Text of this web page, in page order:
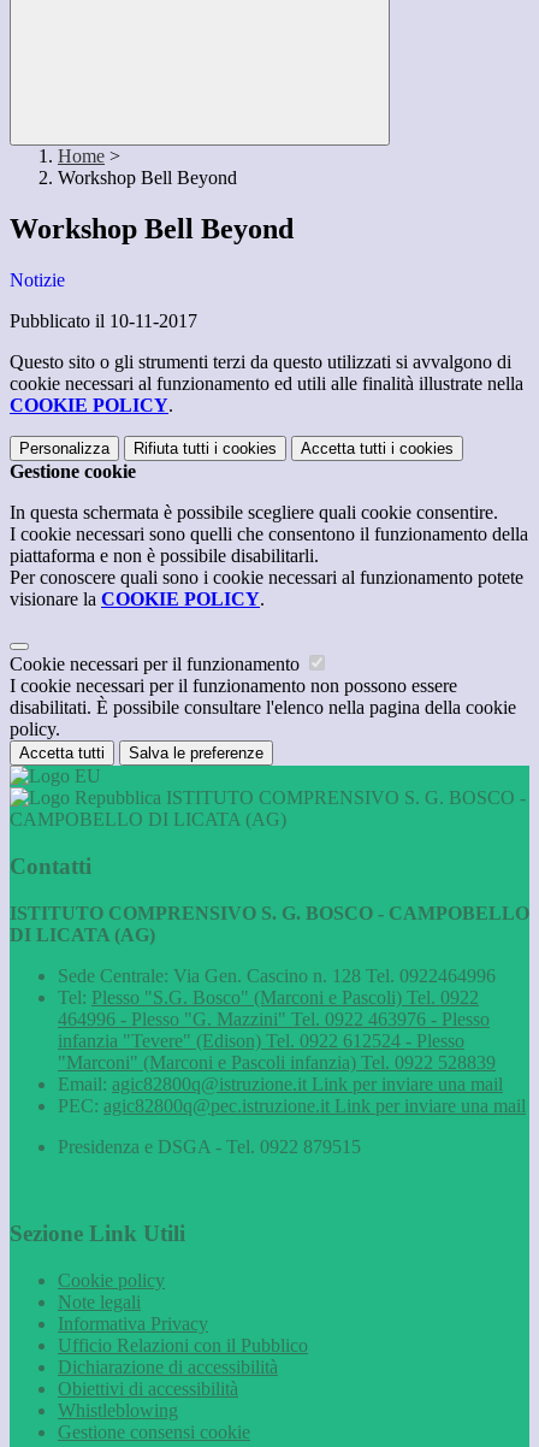
Home >
Workshop Bell Beyond
Workshop Bell Beyond
Notizie
Pubblicato il 10-11-2017
Questo sito o gli strumenti terzi da questo utilizzati si avvalgono di
cookie necessari al funzionamento ed utili alle finalità illustrate nella
COOKIE POLICY.
Personalizza Rifiuta tutti i cookies Accetta tutti i cookies
Gestione cookie
In questa schermata è possibile scegliere quali cookie consentire.
I cookie necessari sono quelli che consentono il funzionamento della
piattaforma e non è possibile disabilitarli.
Per conoscere quali sono i cookie necessari al funzionamento potete
visionare la COOKIE POLICY.
Cookie necessari per il funzionamento
I cookie necessari per il funzionamento non possono essere
disabilitati. È possibile consultare l'elenco nella pagina della cookie
policy.
Accetta tutti Salva le preferenze
ISTITUTO COMPRENSIVO S. G. BOSCO -
CAMPOBELLO DI LICATA (AG)
Contatti
ISTITUTO COMPRENSIVO S. G. BOSCO - CAMPOBELLO
DI LICATA (AG)
Sede Centrale: Via Gen. Cascino n. 128 Tel. 0922464996
Tel: Plesso "S.G. Bosco" (Marconi e Pascoli) Tel. 0922
464996 - Plesso "G. Mazzini" Tel. 0922 463976 - Plesso
infanzia "Tevere" (Edison) Tel. 0922 612524 - Plesso
"Marconi" (Marconi e Pascoli infanzia) Tel. 0922 528839
Email: agic82800q@istruzione.it Link per inviare una mail
PEC: agic82800q@pec.istruzione.it Link per inviare una mail
Presidenza e DSGA - Tel. 0922 879515
Sezione Link Utili
Cookie policy
Note legali
Informativa Privacy
Ufficio Relazioni con il Pubblico
Dichiarazione di accessibilità
Obiettivi di accessibilità
Whistleblowing
Gestione consensi cookie